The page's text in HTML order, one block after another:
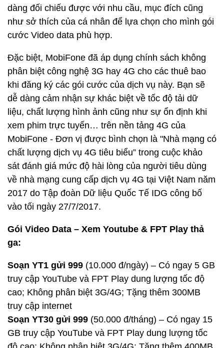
dàng đối chiếu được với nhu cầu, mục đích cũng
như sở thích của cá nhân để lựa chọn cho mình gói
cước Video data phù hợp.
Đặc biệt, MobiFone đã áp dụng chính sách không
phân biệt công nghệ 3G hay 4G cho các thuê bao
khi đăng ký các gói cước của dịch vụ này. Bạn sẽ
dễ dàng cảm nhận sự khác biệt về tốc độ tải dữ
liệu, chất lượng hình ảnh cũng như sự ổn định khi
xem phim trực tuyến… trên nền tảng 4G của
MobiFone - Đơn vị được bình chọn là "Nhà mạng có
chất lượng dịch vụ 4G tiêu biểu” trong cuộc khảo
sát đánh giá mức độ hài lòng của người tiêu dùng
về nhà mạng cung cấp dịch vụ 4G tại Việt Nam năm
2017 do Tập đoàn Dữ liệu Quốc Tế IDG công bố
vào tối ngày 27/7/2017.
Gói Video Data – Xem Youtube & FPT Play thả
ga:
Soạn YT1 gửi 999 (10.000 đ/ngày) – Có ngay 5 GB
truy cập YouTube và FPT Play dung lượng tốc độ
cao; Không phân biệt 3G/4G; Tặng thêm 300MB
truy cập internet
Soạn YT30 gửi 999 (50.000 đ/tháng) – Có ngay 15
GB truy cập YouTube và FPT Play dung lượng tốc